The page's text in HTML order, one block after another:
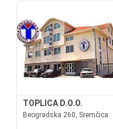
TOPLICA D.O.O.
Beogradska 260, Sremčica